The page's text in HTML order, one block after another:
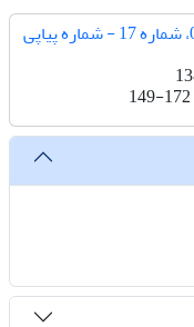
دوره 0، شماره 17 - شماره پیاپی
149-172